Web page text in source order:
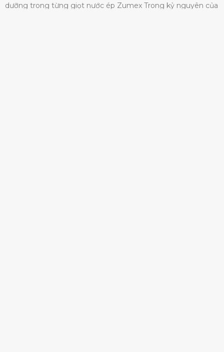
dưỡng trong từng giọt nước ép Zumex Trong kỷ nguyên của